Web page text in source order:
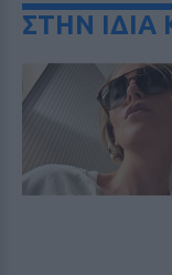
ΣΤΗΝ ΙΔΙΑ